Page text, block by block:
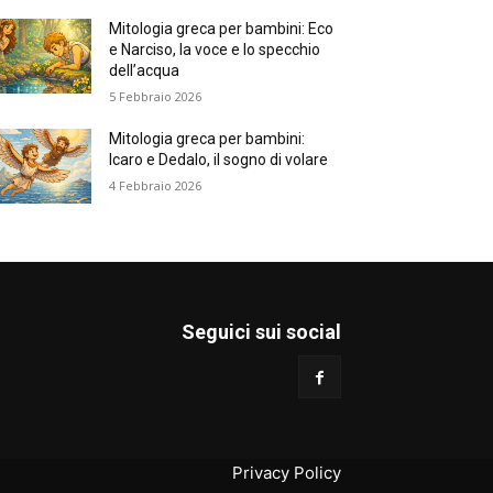
Mitologia greca per bambini: Eco
e Narciso, la voce e lo specchio
dell’acqua
5 Febbraio 2026
Mitologia greca per bambini:
Icaro e Dedalo, il sogno di volare
4 Febbraio 2026
Seguici sui social
Privacy Policy